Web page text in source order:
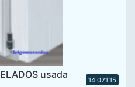
usada
14.021.15